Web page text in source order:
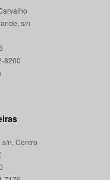
s/n
n, Centro